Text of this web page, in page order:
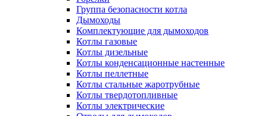
Группа безопасности котла
Дымоходы
Комплектующие для дымоходов
Котлы газовые
Котлы дизельные
Котлы конденсационные настенные
Котлы пеллетные
Котлы стальные жаротрубные
Котлы твердотопливные
Котлы электрические